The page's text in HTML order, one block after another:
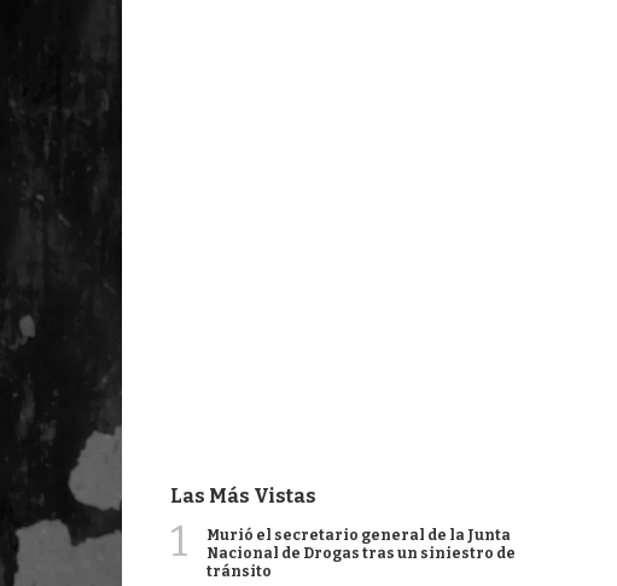
Las Más Vistas
1
Murió el secretario general de la Junta
Nacional de Drogas tras un siniestro de
tránsito